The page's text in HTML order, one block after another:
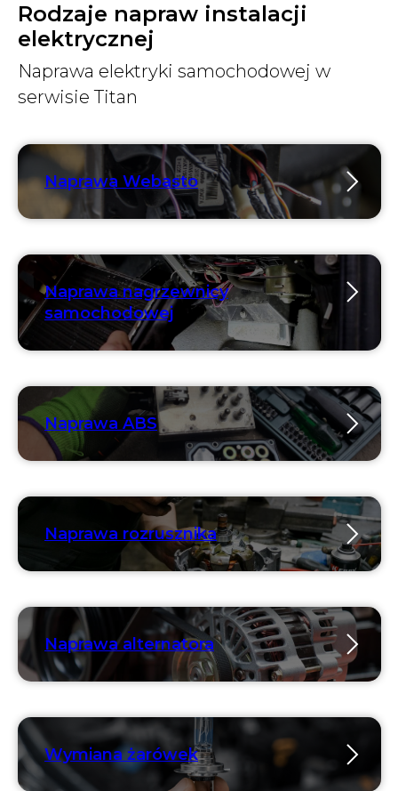
Rodzaje napraw instalacji
elektrycznej
Naprawa elektryki samochodowej w
serwisie Titan
Naprawa Webasto
Naprawa nagrzewnicy
samochodowej
Naprawa ABS
Naprawa rozrusznika
Naprawa alternatora
Wymiana żarówek